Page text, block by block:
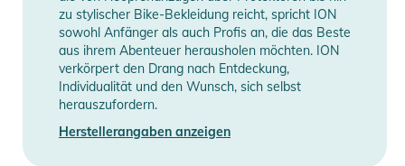
zu stylischer Bike-Bekleidung reicht, spricht ION
sowohl Anfänger als auch Profis an, die das Beste
aus ihrem Abenteuer herausholen möchten. ION
verkörpert den Drang nach Entdeckung,
Individualität und den Wunsch, sich selbst
herauszufordern.
Herstellerangaben anzeigen